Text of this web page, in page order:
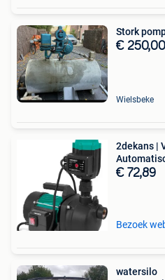
Stork
€ 250,00
Wielsbeke
2dekans |
€ 72,89
Bezoek
watersilo